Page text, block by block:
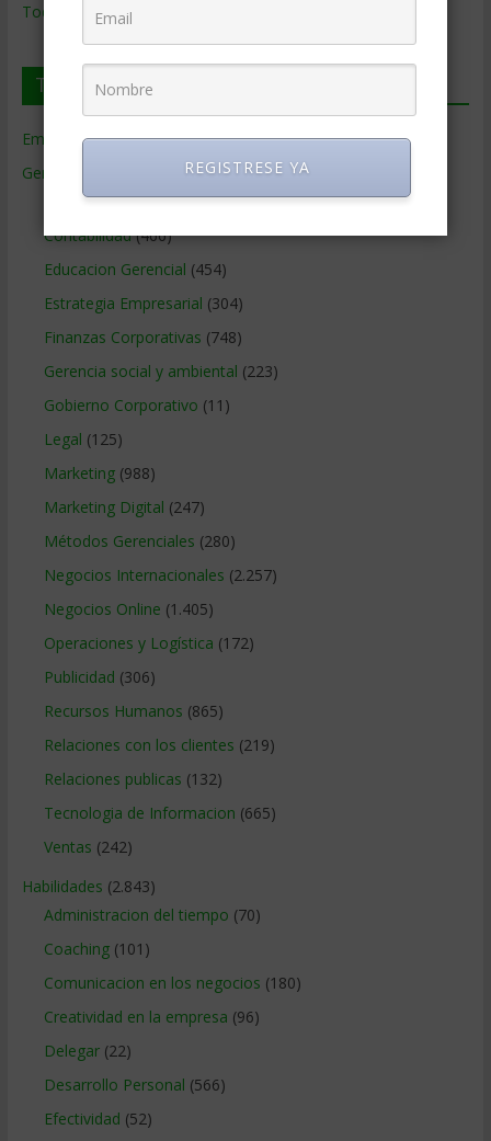
Todos los Temas
Temas de Gerencia
Empresas de Gerencia(38)
Gerencia
Ciencias Económicas(80)
Contabilidad(466)
Educacion Gerencial (454)
Estrategia Empresarial (304)
Finanzas Corporativas (748)
Gerencia social y ambiental (223)
Gobierno Corporativo (11)
Legal (125)
Marketing(988)
Marketing Digital (247)
Métodos Gerenciales (280)
Negocios Internacionales (2.257)
Negocios Online (1.405)
Operaciones y Logística (172)
Publicidad (306)
Recursos Humanos (865)
Relaciones con los clientes (219)
Relaciones publicas (132)
Tecnologia de Informacion (665)
Ventas (242)
Habilidades (2.843)
Administracion del tiempo (70)
Coaching(101)
Comunicacion en los negocios (180)
Creatividad en la empresa (96)
Delegar(22)
Desarrollo Personal (566)
Efectividad (52)
REGISTRESE YA